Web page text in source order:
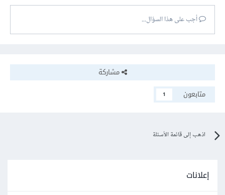
أجب على هذا السؤال...
مشاركة
متابعون
1
اذهب إلى قائمة الأسئلة
إعلانات